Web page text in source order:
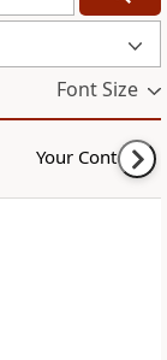
Font Size
Your Content